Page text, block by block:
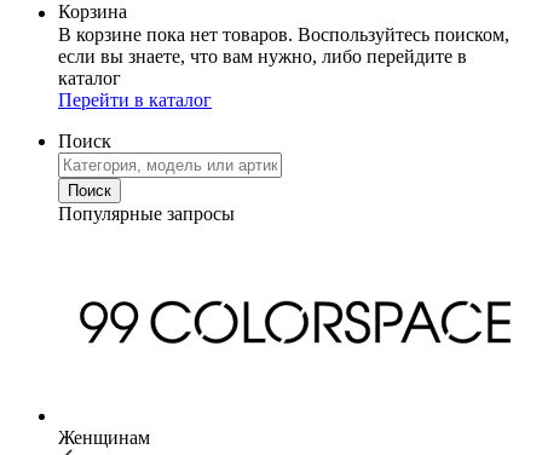
Корзина
В корзине пока нет товаров. Воспользуйтесь поиском,
если вы знаете, что вам нужно, либо перейдите в
каталог
Перейти в каталог
Поиск
Популярные запросы
Женщинам